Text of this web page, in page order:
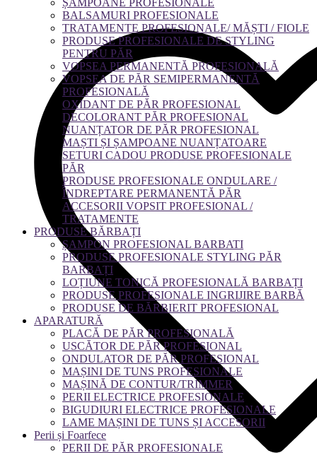
ȘAMPOANE PROFESIONALE
BALSAMURI PROFESIONALE
TRATAMENTE PROFESIONALE/ MĂȘTI / FIOLE
PRODUSE PROFESIONALE DE STYLING
PENTRU PĂR
VOPSEA PERMANENTĂ PROFESIONALĂ
VOPSEA DE PĂR SEMIPERMANENTĂ
PROFESIONALĂ
OXIDANT DE PĂR PROFESIONAL
DECOLORANT PĂR PROFESIONAL
NUANȚATOR DE PĂR PROFESIONAL
MAȘTI ȘI ȘAMPOANE NUANȚATOARE
SETURI CADOU PRODUSE PROFESIONALE
PĂR
PRODUSE PROFESIONALE ONDULARE /
ÎNDREPTARE PERMANENTĂ PĂR
ACCESORII VOPSIT PROFESIONAL /
TRATAMENTE
PRODUSE BĂRBAȚI
ȘAMPON PROFESIONAL BARBATI
PRODUSE PROFESIONALE STYLING PĂR
BARBAȚI
LOȚIUNE TONICĂ PROFESIONALĂ BARBAȚI
PRODUSE PROFESIONALE INGRIJIRE BARBĂ
PRODUSE DE BĂRBIERIT PROFESIONAL
APARATURĂ
PLACĂ DE PĂR PROFESIONALĂ
USCĂTOR DE PĂR PROFESIONAL
ONDULATOR DE PĂR PROFESIONAL
MAȘINI DE TUNS PROFESIONALE
MAȘINĂ DE CONTUR/TRIMMER
PERII ELECTRICE PROFESIONALE
BIGUDIURI ELECTRICE PROFESIONALE
LAME MAȘINI DE TUNS ȘI ACCESORII
Perii și Foarfece
PERII DE PĂR PROFESIONALE